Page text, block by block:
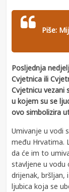
Piše:
Posljednja
Cvjetnica ili
Cvjetnicu vezani
u kojem su se
ovo simbolizira
Umivanje u vodi
među Hrvatima.
da će im to
stavljene u vodu
drijenak, bršljan,
ljubica koja se